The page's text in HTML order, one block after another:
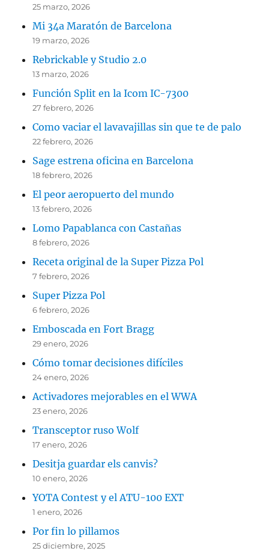
25 marzo, 2026
Mi 34a Maratón de Barcelona
19 marzo, 2026
Rebrickable y Studio 2.0
13 marzo, 2026
Función Split en la Icom IC-7300
27 febrero, 2026
Como vaciar el lavavajillas sin que te de palo
22 febrero, 2026
Sage estrena oficina en Barcelona
18 febrero, 2026
El peor aeropuerto del mundo
13 febrero, 2026
Lomo Papablanca con Castañas
8 febrero, 2026
Receta original de la Super Pizza Pol
7 febrero, 2026
Super Pizza Pol
6 febrero, 2026
Emboscada en Fort Bragg
29 enero, 2026
Cómo tomar decisiones difíciles
24 enero, 2026
Activadores mejorables en el WWA
23 enero, 2026
Transceptor ruso Wolf
17 enero, 2026
Desitja guardar els canvis?
10 enero, 2026
YOTA Contest y el ATU-100 EXT
1 enero, 2026
Por fin lo pillamos
25 diciembre, 2025